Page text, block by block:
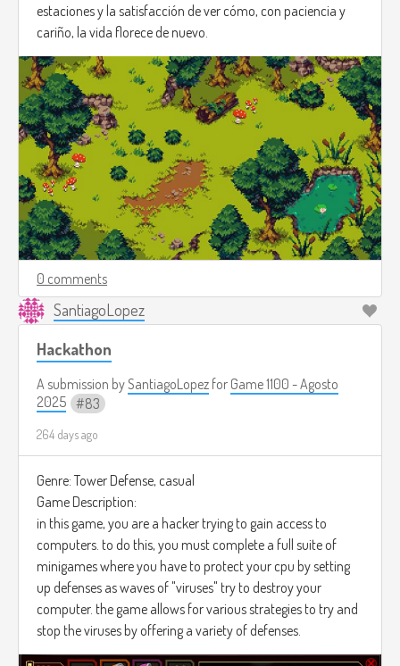
estaciones y la satisfacción de ver cómo, con paciencia y
cariño, la vida florece de nuevo.
0 comments
SantiagoLopez
Hackathon
A submission bySantiagoLopez for Game 1100 - Agosto
2025
83
264 days ago
Genre: Tower Defense, casual
Game Description:
in this game, you are a hacker trying to gain access to
computers. to do this, you must complete a full suite of
minigames where you have to protect your cpu by setting
up defenses as waves of "viruses" try to destroy your
computer. the game allows for various strategies to try and
stop the viruses by offering a variety of defenses.